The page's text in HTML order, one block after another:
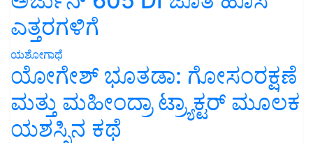
ಎತ್ತರಗಳಿಗೆ
ಯಶೋಗಾಥೆ
ಯೋಗೇಶ್ ಭೂತಡಾ: ಗೋಸಂರಕ್ಷಣೆ
ಮತ್ತು ಮಹೀಂದ್ರಾ ಟ್ರ್ಯಾಕ್ಟರ್ ಮೂಲಕ
ಯಶಸ್ಸಿನ ಕಥೆ